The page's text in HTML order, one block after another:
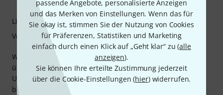
passende Angebote, personalisierte Anzeigen
und das Merken von Einstellungen. Wenn das für
Sie okay ist, stimmen Sie der Nutzung von Cookies
für Präferenzen, Statistiken und Marketing
einfach durch einen Klick auf „Geht klar“ zu (alle
anzeigen).
Sie können Ihre erteilte Zustimmung jederzeit
über die Cookie-Einstellungen (hier) widerrufen.
Wir nutzen das Bundle mit der Daslight GZM Steuerung
über Artnet (2 Steuereinheiten weil Pro GZM nur 3 Artnet
Universen Frei sind, und nicht so wie bei Thomann
beschrieben, das es 4 sind). (Achtung)!!!
Lichtausbeute
Verarbeitung